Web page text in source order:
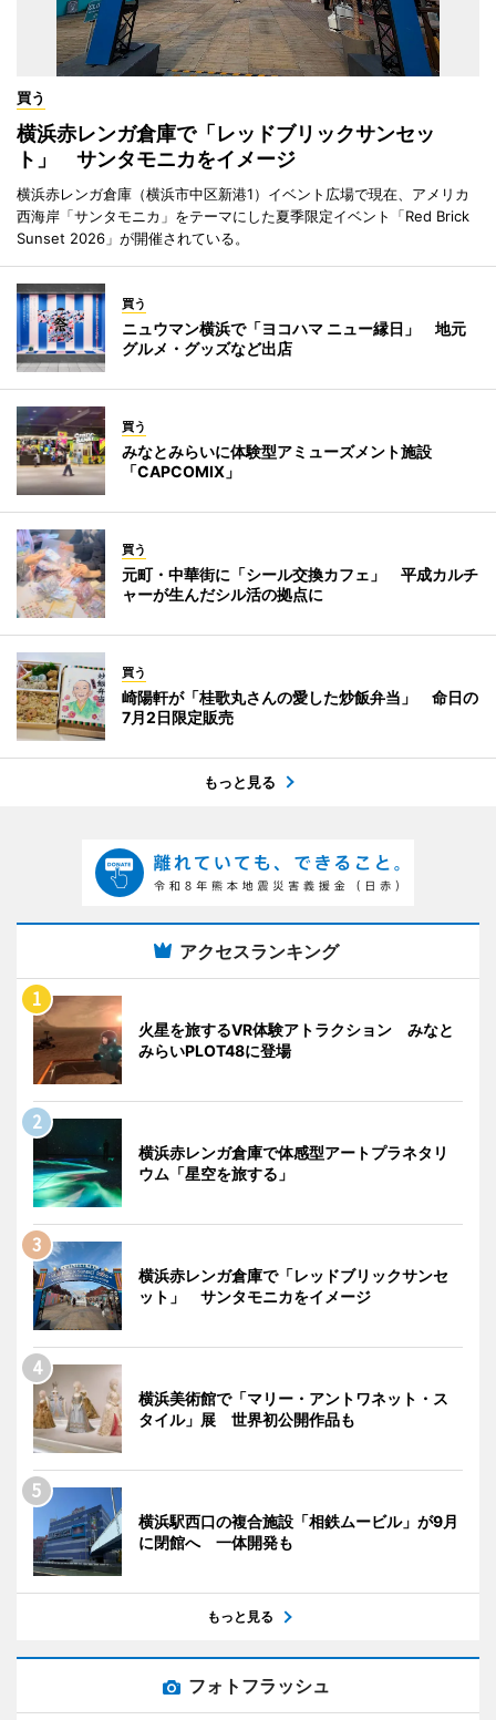
買う
横浜赤レンガ倉庫で「レッドブリックサンセッ
ト」 サンタモニカをイメージ
横浜赤レンガ倉庫（横浜市中区新港1）イベント広場で現在、アメリカ
西海岸「サンタモニカ」をテーマにした夏季限定イベント「Red Brick
Sunset 2026」が開催されている。
買う
ニュウマン横浜で「ヨコハマ ニュー縁日」 地元
グルメ・グッズなど出店
買う
みなとみらいに体験型アミューズメント施設
「CAPCOMIX」
買う
元町・中華街に「シール交換カフェ」 平成カルチ
ャーが生んだシル活の拠点に
買う
崎陽軒が「桂歌丸さんの愛した炒飯弁当」 命日の
7月2日限定販売
もっと見る
アクセスランキング
火星を旅するVR体験アトラクション みなと
みらいPLOT48に登場
横浜赤レンガ倉庫で体感型アートプラネタリ
ウム「星空を旅する」
横浜赤レンガ倉庫で「レッドブリックサンセ
ット」 サンタモニカをイメージ
横浜美術館で「マリー・アントワネット・ス
タイル」展 世界初公開作品も
横浜駅西口の複合施設「相鉄ムービル」が9月
に閉館へ 一体開発も
もっと見る
フォトフラッシュ